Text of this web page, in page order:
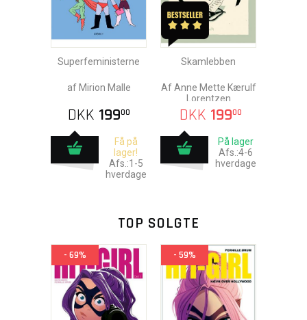
Superfeministerne
af Mirion Malle
DKK 19900
Få på
lager!
Afs.:1-5
hverdage
Skamlebben
Af Anne Mette Kærulf
Lorentzen
DKK 19900
På lager
Afs.:4-6
hverdage
TOP SOLGTE
- 69% - 59%